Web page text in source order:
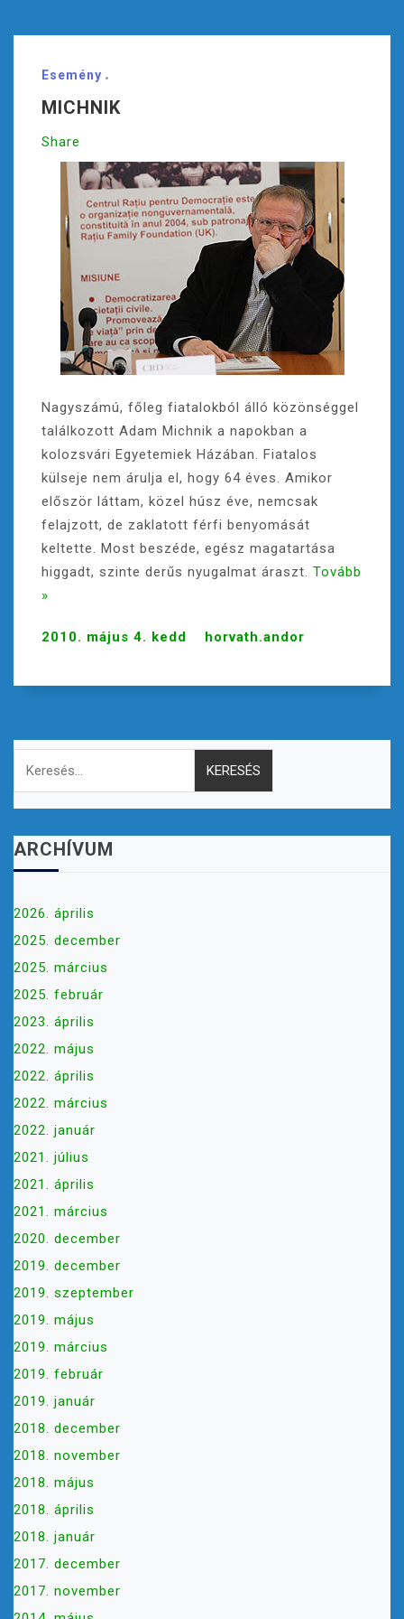
Esemény
MICHNIK
Share
Nagyszámú, főleg fiatalokból álló közönséggel
találkozott Adam Michnik a napokban a
kolozsvári Egyetemiek Házában. Fiatalos
külseje nem árulja el, hogy 64 éves. Amikor
először láttam, közel húsz éve, nemcsak
felajzott, de zaklatott férfi benyomását
keltette. Most beszéde, egész magatartása
higgadt, szinte derűs nyugalmat áraszt. Tovább
»
2010. május 4. kedd horvath.andor
Keresés:
ARCHÍVUM
2026. április
2025. december
2025. március
2025. február
2023. április
2022. május
2022. április
2022. március
2022. január
2021. július
2021. április
2021. március
2020. december
2019. december
2019. szeptember
2019. május
2019. március
2019. február
2019. január
2018. december
2018. november
2018. május
2018. április
2018. január
2017. december
2017. november